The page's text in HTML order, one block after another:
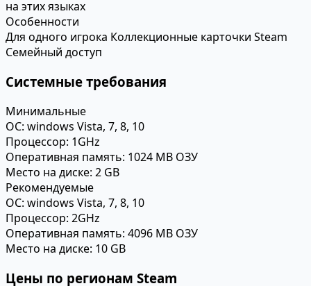
на этих языках
Особенности
Для одного игрока Коллекционные карточки Steam
Семейный доступ
Системные требования
Минимальные
ОС: windows Vista, 7, 8, 10
Процессор: 1GHz
Оперативная память: 1024 MB ОЗУ
Место на диске: 2 GB
Рекомендуемые
ОС: windows Vista, 7, 8, 10
Процессор: 2GHz
Оперативная память: 4096 MB ОЗУ
Место на диске: 10 GB
Цены по регионам Steam